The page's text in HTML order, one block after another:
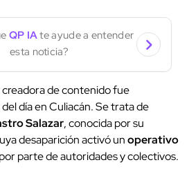
QP IAte ayude a entender
esta noticia?
creadora de contenido fue
día en Culiacán. Se trata de
Salazar, conocida por su
desaparición activó unoperativo
parte de autoridades y colectivos.